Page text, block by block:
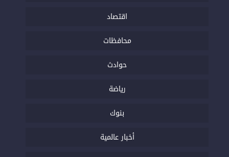
اقتصاد
محافظات
حوادث
رياضة
بنوك
أخبار عالمية